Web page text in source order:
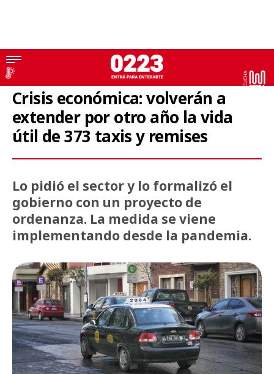
Transporte
Crisis económica: volverán a
extender por otro año la vida
útil de 373 taxis y remises
Lo pidió el sector y lo formalizó el
gobierno con un proyecto de
ordenanza. La medida se viene
implementando desde la pandemia.